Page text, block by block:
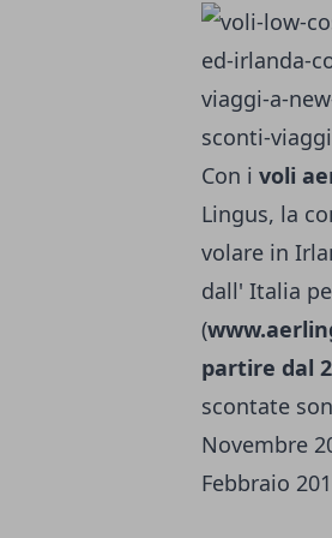
Con i voli
Lingus, la
volare in
dall' Italia
(
partire dal
scontate
Novembre
Febbraio